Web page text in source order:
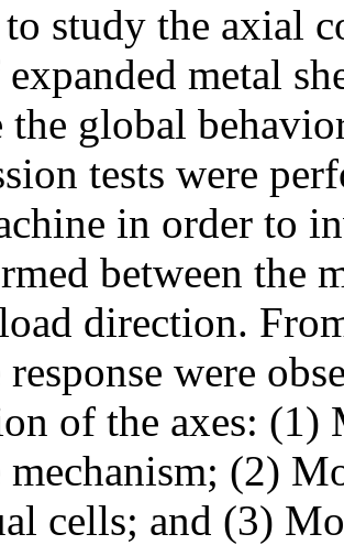
study the axial
metal
the global
tests were
in order to
between the
direction.
were
of the axes: (1)
mechanism; (2)
cells; and (3)